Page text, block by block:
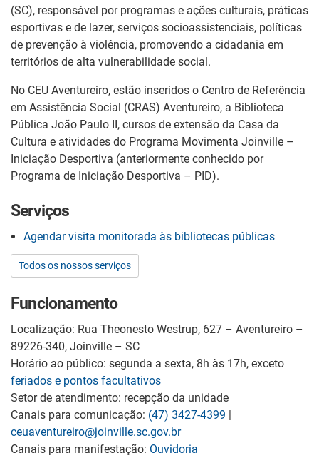
(SC), responsável por programas e ações culturais, práticas
esportivas e de lazer, serviços socioassistenciais, políticas
de prevenção à violência, promovendo a cidadania em
territórios de alta vulnerabilidade social.
No CEU Aventureiro, estão inseridos o Centro de Referência
em Assistência Social (CRAS) Aventureiro, a Biblioteca
Pública João Paulo II, cursos de extensão da Casa da
Cultura e atividades do Programa Movimenta Joinville –
Iniciação Desportiva (anteriormente conhecido por
Programa de Iniciação Desportiva – PID).
Serviços
Agendar visita monitorada às bibliotecas públicas
Todos os nossos serviços
Funcionamento
Localização: Rua Theonesto Westrup, 627 – Aventureiro –
89226-340, Joinville – SC
Horário ao público: segunda a sexta, 8h às 17h, exceto
feriados e pontos facultativos
Setor de atendimento: recepção da unidade
Canais para comunicação: (47) 3427-4399 |
ceuaventureiro@joinville.sc.gov.br
Canais para manifestação: Ouvidoria